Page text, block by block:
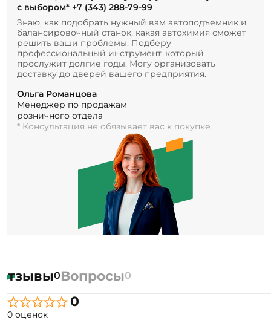
с выбором* +7 (343) 288-79-99
Знаю, как подобрать нужный вам автоподъемник и
балансировочный станок, какая автохимия сможет
решить ваши проблемы. Подберу
профессиональный инструмент, который
прослужит долгие годы. Могу организовать
доставку до дверей вашего предприятия.
Ольга Романцова
Менеджер по продажам
розничного отдела
* Консультация не обязывает вас к покупке
0Вопросы0
0
0 оценок